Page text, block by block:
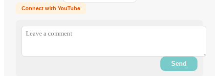
Connect with YouTube
Send